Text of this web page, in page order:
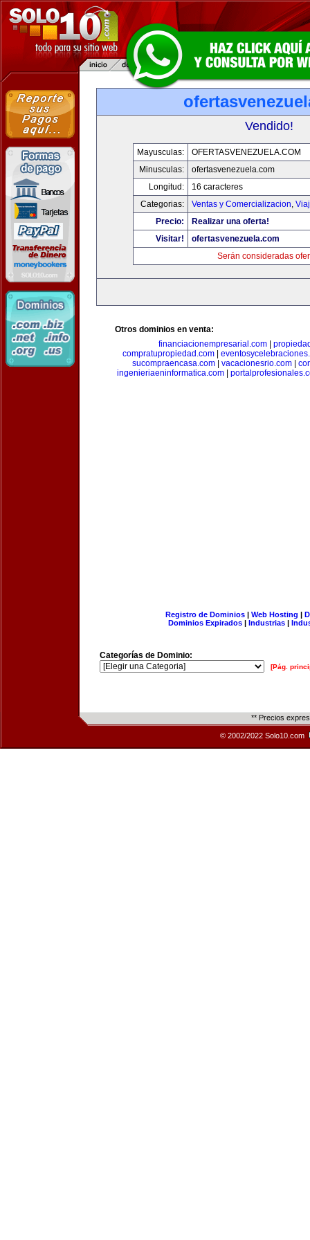
Vendido!
Mayusculas:
OFERTASVENEZUELA.COM
Minusculas:
ofertasvenezuela.com
Longitud:
16 caracteres
Categorias:
Ventas y Comercializacion,
Precio:
Realizar una oferta!
Visitar!
ofertasvenezuela.com
Serán consideradas
Otros dominios en venta:
financiacionempresarial.com
compratupropiedad.com
sucompraencasa.com| vacacionesrio.com|
ingenieriaeninformatica.com|
Registro de Dominios| Web Hosting |
Dominios Expirados | Industrias |
Categorías de Dominio:
[Pág.
** Precios
© 2002/2022 Solo10.com